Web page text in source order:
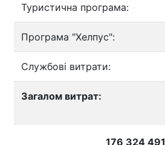
Туристична програма:
Програма "Хелпус":
Службові витрати:
Загалом витрат:
176 324 491